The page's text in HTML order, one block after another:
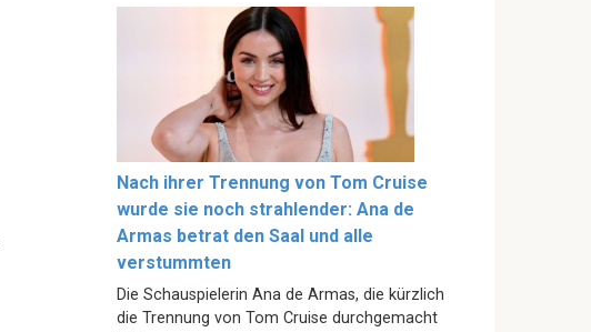
Nach ihrer Trennung von Tom Cruise
wurde sie noch strahlender: Ana de
Armas betrat den Saal und alle
verstummten
Die Schauspielerin Ana de Armas, die kürzlich
die Trennung von Tom Cruise durchgemacht